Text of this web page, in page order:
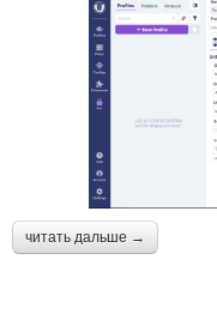
читать дальше →